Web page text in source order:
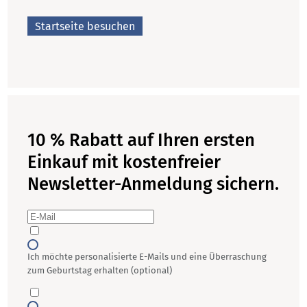
Startseite besuchen
10 % Rabatt auf Ihren ersten
Einkauf mit kostenfreier
Newsletter-Anmeldung sichern.
Ich möchte personalisierte E-Mails und eine Überraschung
zum Geburtstag erhalten (optional)